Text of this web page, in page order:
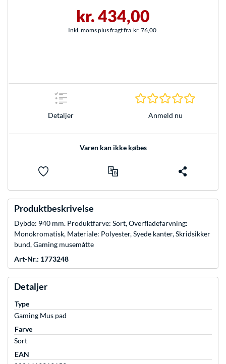
kr. 434,00
Inkl. moms plus fragt fra kr. 76,00
Detaljer Anmeld nu
Varen kan ikke købes
Produktbeskrivelse
Dybde: 940 mm. Produktfarve: Sort, Overfladefarvning:
Monokromatisk, Materiale: Polyester, Syede kanter, Skridsikker
bund, Gaming musemåtte
Art-Nr.: 1773248
Detaljer
Type
Gaming Mus pad
Farve
Sort
EAN